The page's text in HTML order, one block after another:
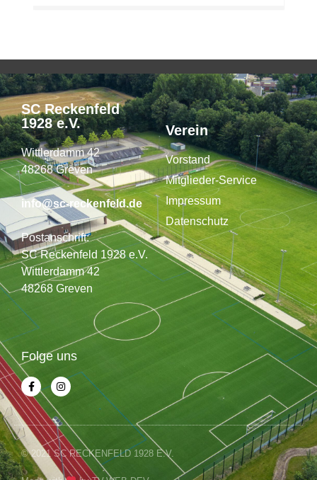
SC Reckenfeld
1928 e.V.
Wittlerdamm 42
48268 Greven
info@sc-reckenfeld.de
Postanschrift:
SC Reckenfeld 1928 e.V.
Wittlerdamm 42
48268 Greven
Verein
Vorstand
Mitglieder-Service
Impressum
Datenschutz
Folge uns
© 2021 SC RECKENFELD 1928 E.V.